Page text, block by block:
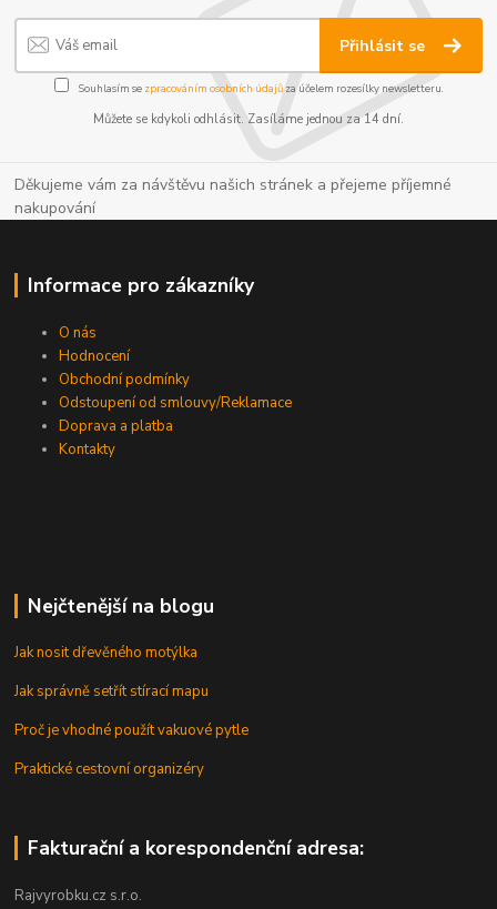
Přihlásit se
Souhlasím se zpracováním osobních údajůza účelem rozesílky newsletteru.
Můžete se kdykoli odhlásit. Zasíláme jednou za 14 dní.
Děkujeme vám za návštěvu našich stránek a přejeme příjemné
nakupování
Informace pro zákazníky
O nás
Hodnocení
Obchodní podmínky
Odstoupení od smlouvy/Reklamace
Doprava a platba
Kontakty
Nejčtenější na blogu
Jak nosit dřevěného motýlka
Jak správně setřít stírací mapu
Proč je vhodné použít vakuové pytle
Praktické cestovní organizéry
Fakturační a korespondenční adresa:
Rajvyrobku.cz s.r.o.